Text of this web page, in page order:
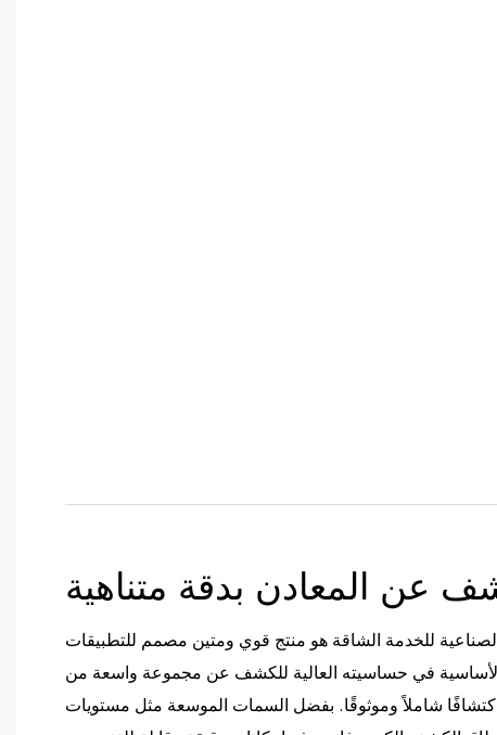
عن المعادن بدقة متناهية
للخدمة الشاقة هو منتج قوي ومتين مصمم للتطبيقات
في حساسيته العالية للكشف عن مجموعة واسعة من
شاملاً وموثوقًا. بفضل السمات الموسعة مثل مستويات